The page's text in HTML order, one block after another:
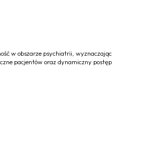
w obszarze psychiatrii, wyznaczając
pacjentów oraz dynamiczny postęp